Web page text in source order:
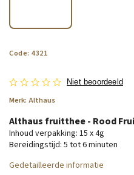
Code: 4321
Niet beoordeeld
Merk: Althaus
Althaus fruitthee - Rood
Inhoud verpakking: 15 x 4g
Bereidingstijd: 5 tot 6 minuten
Gedetailleerde informatie